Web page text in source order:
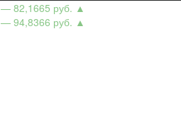
— 82,1665 руб. ▲
— 94,8366 руб. ▲